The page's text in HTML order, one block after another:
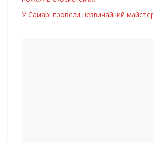
У Самарі провели незвичайний